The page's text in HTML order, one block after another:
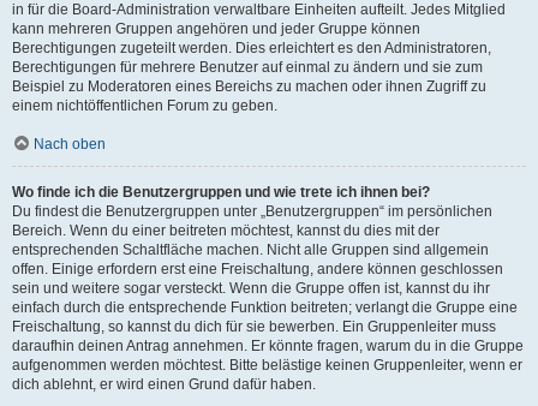
in für die Board-Administration verwaltbare Einheiten aufteilt. Jedes Mitglied
kann mehreren Gruppen angehören und jeder Gruppe können
Berechtigungen zugeteilt werden. Dies erleichtert es den Administratoren,
Berechtigungen für mehrere Benutzer auf einmal zu ändern und sie zum
Beispiel zu Moderatoren eines Bereichs zu machen oder ihnen Zugriff zu
einem nichtöffentlichen Forum zu geben.
Nach oben
Wo finde ich die Benutzergruppen und wie trete ich ihnen bei?
Du findest die Benutzergruppen unter „Benutzergruppen“ im persönlichen
Bereich. Wenn du einer beitreten möchtest, kannst du dies mit der
entsprechenden Schaltfläche machen. Nicht alle Gruppen sind allgemein
offen. Einige erfordern erst eine Freischaltung, andere können geschlossen
sein und weitere sogar versteckt. Wenn die Gruppe offen ist, kannst du ihr
einfach durch die entsprechende Funktion beitreten; verlangt die Gruppe eine
Freischaltung, so kannst du dich für sie bewerben. Ein Gruppenleiter muss
daraufhin deinen Antrag annehmen. Er könnte fragen, warum du in die Gruppe
aufgenommen werden möchtest. Bitte belästige keinen Gruppenleiter, wenn er
dich ablehnt, er wird einen Grund dafür haben.